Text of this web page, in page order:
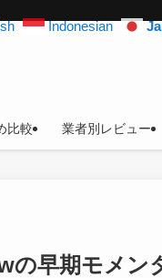
比較 業者別レビュー
の早期モメン
Indonesian